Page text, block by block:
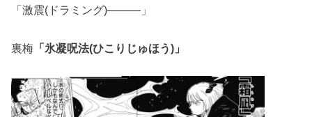
「激震(ドラミング)―――」
裏梅 「氷凝呪法(ひこりじゅほう)」